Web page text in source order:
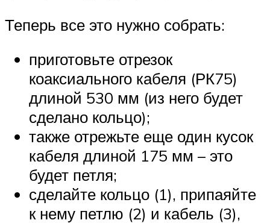
Теперь все это нужно собрать:
приготовьте отрезок
коаксиального кабеля (РК75)
длиной 530 мм (из него будет
сделано кольцо);
также отрежьте еще один кусок
кабеля длиной 175 мм – это
будет петля;
сделайте кольцо (1), припаяйте
к нему петлю (2) и кабель (3),